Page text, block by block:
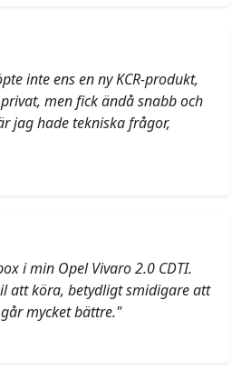
inte ens en ny KCR-produkt,
men fick ändå snabb och
jag hade tekniska frågor,
i min Opel Vivaro 2.0 CDTI.
att köra, betydligt smidigare att
mycket bättre."